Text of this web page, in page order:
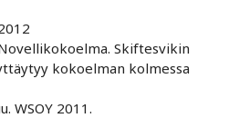
Skiftesvikin
kokoelman kolmessa
WSOY 2011.